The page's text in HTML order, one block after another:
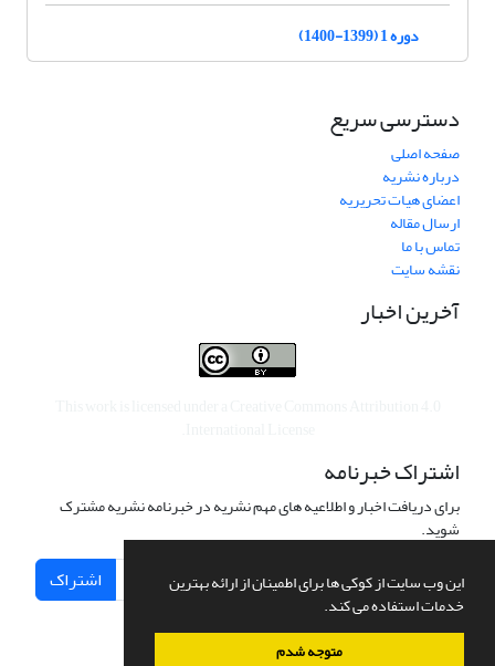
این وب سایت از کوکی ها برای اطمینان از ارائه بهترین
خدمات استفاده می کند.
متوجه شدم
دوره 1 (1399-1400)
دسترسی سریع
صفحه اصلی
درباره نشریه
اعضای هیات تحریریه
ارسال مقاله
تماس با ما
نقشه سایت
آخرین اخبار
اشتراک خبرنامه
برای دریافت اخبار و اطلاعیه های مهم نشریه در خبرنامه نشریه مشترک
شوید.
اشتراک